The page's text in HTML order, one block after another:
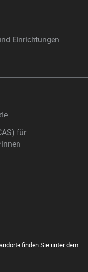
Einrichtungen
für
finden Sie unter dem